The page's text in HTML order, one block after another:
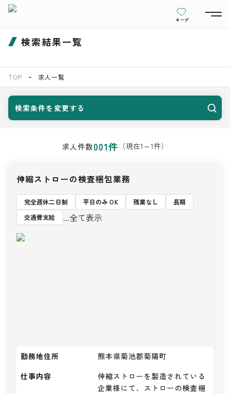
キープ
検索結果一覧
TOP 求人一覧
検索条件を変更する
求人件数001件 （現在1 ～1件）
伸縮ストローの検査梱包業務
完全週休二日制 平日のみ OK 残業なし
長期
交通費支給
...全て表示
勤務地住所
熊本県菊池郡菊陽町
仕事内容
伸縮ストローを製造されている
企業様にて、ストローの検査梱